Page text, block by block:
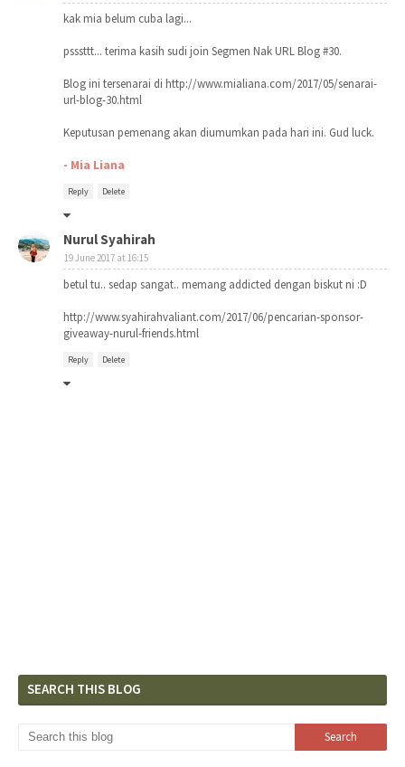
kak mia belum cuba lagi...
psssttt... terima kasih sudi join Segmen Nak URL Blog #30.
Blog ini tersenarai di http://www.mialiana.com/2017/05/senarai-
url-blog-30.html
Keputusan pemenang akan diumumkan pada hari ini. Gud luck.
- Mia Liana
Reply Delete
Nurul Syahirah
19 June 2017 at 16:15
betul tu.. sedap sangat.. memang addicted dengan biskut ni :D
http://www.syahirahvaliant.com/2017/06/pencarian-sponsor-
giveaway-nurul-friends.html
Reply Delete
SEARCH THIS BLOG